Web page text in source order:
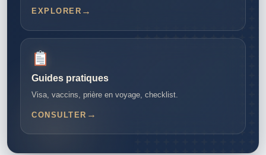
EXPLORER
Guides pratiques
Visa, vaccins, prière en voyage, checklist.
CONSULTER